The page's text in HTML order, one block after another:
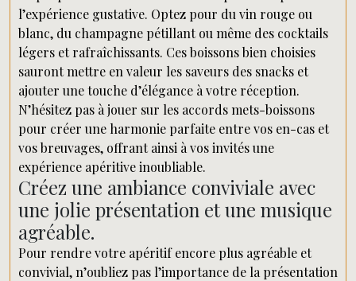
l’expérience gustative. Optez pour du vin rouge ou
blanc, du champagne pétillant ou même des cocktails
légers et rafraîchissants. Ces boissons bien choisies
sauront mettre en valeur les saveurs des snacks et
ajouter une touche d’élégance à votre réception.
N’hésitez pas à jouer sur les accords mets-boissons
pour créer une harmonie parfaite entre vos en-cas et
vos breuvages, offrant ainsi à vos invités une
expérience apéritive inoubliable.
Créez une ambiance conviviale avec
une jolie présentation et une musique
agréable.
Pour rendre votre apéritif encore plus agréable et
convivial, n’oubliez pas l’importance de la présentation